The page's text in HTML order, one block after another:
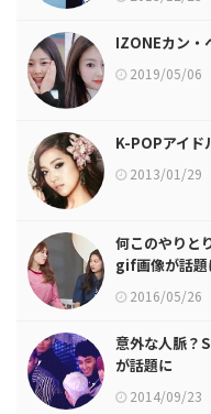
IZONEカン・
2019/05/06
K-POPアイド
2013/01/29
何このやりと
gif画像が話題
2016/05/26
意外な人脈？
が話題に
2014/09/23